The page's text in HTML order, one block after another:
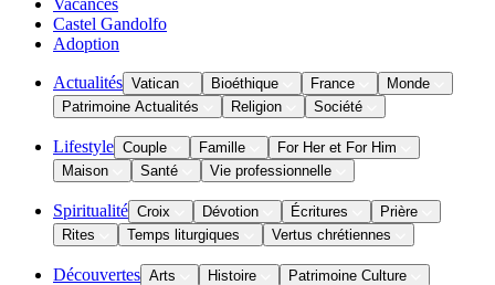
Vacances
Castel Gandolfo
Adoption
Actualités Vatican Bioéthique France
Monde
Patrimoine Actualités
Religion Société
Lifestyle Couple Famille
For Her et For Him
Maison
Santé Vie professionnelle
Spiritualité Croix Dévotion Écritures
Prière
Rites
Temps liturgiques Vertus chrétiennes
Découvertes Arts Histoire
Patrimoine Culture